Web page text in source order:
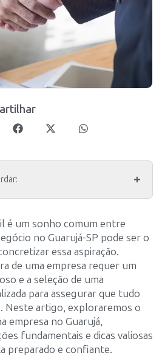
é um sonho comum entre
no Guarujá-SP pode ser o
essa aspiração.
de uma empresa requer um
e a seleção de uma
para assegurar que tudo
Neste artigo, exploraremos o
empresa no Guarujá,
fundamentais e dicas valiosas
preparado e confiante.